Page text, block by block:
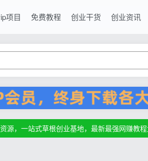
项目 免费教程 创业干货 创业资讯
源，一站式草根创业基地，最新最强网赚教
源，一站式草根创业基地，最新最强网赚教
源，一站式草根创业基地，最新最强网赚教程